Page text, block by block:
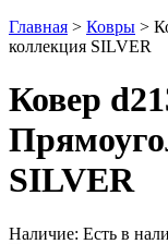
Главная > Ковры >
коллекция SILVER
Ковер
SILVER
Наличие: Есть в